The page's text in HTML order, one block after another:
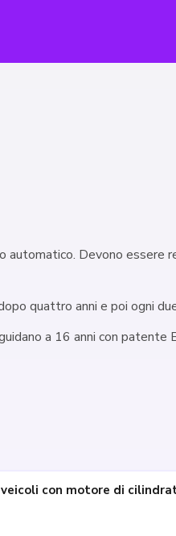
automatico. Devono essere
quattro anni e poi ogni
a 16 anni con patente
con motore di